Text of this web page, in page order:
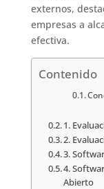
externos,
empresas a
efectiva.
Contenido
1.
2.
3.
4.
Abierto